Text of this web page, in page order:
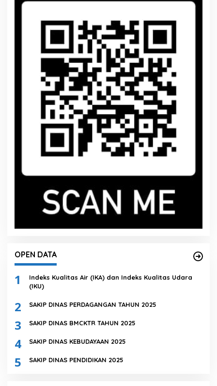
OPEN DATA
1
Indeks Kualitas Air (IKA) dan Indeks Kualitas Udara
(IKU)
2 SAKIP DINAS PERDAGANGAN TAHUN 2025
3 SAKIP DINAS BMCKTR TAHUN 2025
4 SAKIP DINAS KEBUDAYAAN 2025
5 SAKIP DINAS PENDIDIKAN 2025